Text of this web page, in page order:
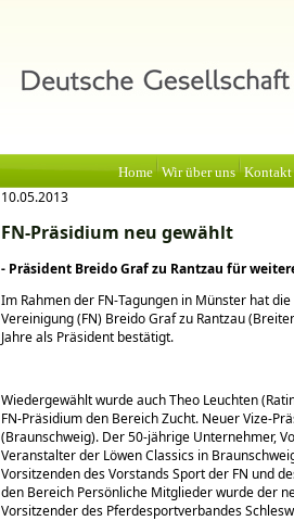
Home Wir über uns Kontakt
10.05.2013
FN-Präsidium neu gewählt
- Präsident Breido Graf zu Rantzau für
Im Rahmen der FN-Tagungen in Münster hat
Vereinigung (FN) Breido Graf zu Rantzau
Jahre als Präsident bestätigt.
Wiedergewählt wurde auch Theo Leuchten
FN-Präsidium den Bereich Zucht. Neuer Vize-
(Braunschweig). Der 50-jährige Unternehmer,
Veranstalter der Löwen Classics in
Vorsitzenden des Vorstands Sport der FN und
den Bereich Persönliche Mitglieder wurde der
Vorsitzender des Pferdesportverbandes